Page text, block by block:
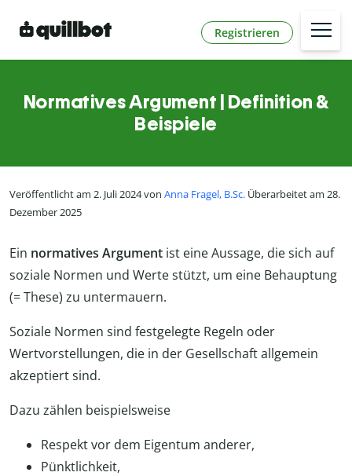
Registrieren
Normatives Argument | Definition &
Beispiele
Veröffentlicht am 2. Juli 2024 von Anna Fragel, B.Sc. Überarbeitet am 28.
Dezember 2025
Ein normatives Argument ist eine Aussage, die sich auf
soziale Normen und Werte stützt, um eine Behauptung
(= These) zu untermauern.
Soziale Normen sind festgelegte Regeln oder
Wertvorstellungen, die in der Gesellschaft allgemein
akzeptiert sind.
Dazu zählen beispielsweise
Respekt vor dem Eigentum anderer,
Pünktlichkeit,